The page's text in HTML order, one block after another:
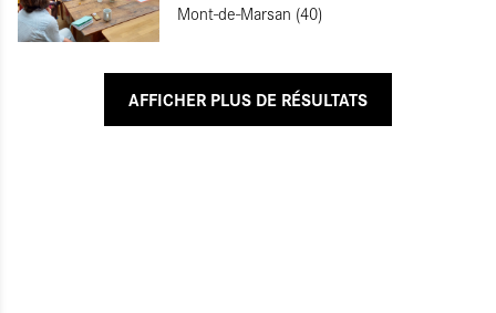
Mont-de-Marsan (40)
AFFICHER PLUS DE RÉSULTATS